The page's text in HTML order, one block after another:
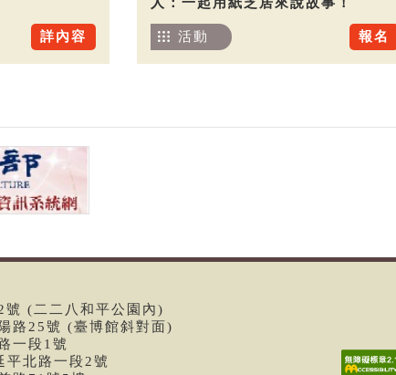
詳內容 報名
活動
(二二八和平公園內)
路25號 (臺博館斜對面)
一段1號
北路一段2號